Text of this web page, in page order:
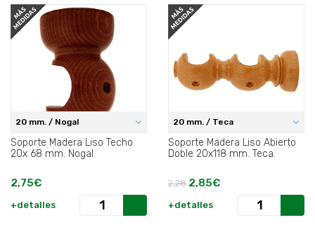
20 mm. / Nogal
Soporte Madera Liso Techo
20x 68 mm. Nogal.
2,75€
+detalles
20 mm. / Teca
Soporte Madera Liso Abierto
Doble 20x118 mm. Teca.
2,28 2,85€
+detalles